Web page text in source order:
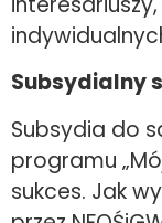
Subsydialny
Subsydia do
programu
sukces. Jak